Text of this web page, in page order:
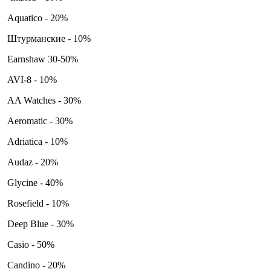
Aquatico - 20%
Штурманские - 10%
Earnshaw 30-50%
AVI-8 - 10%
AA Watches - 30%
Aeromatic - 30%
Adriatica - 10%
Audaz - 20%
Glycine - 40%
Rosefield - 10%
Deep Blue - 30%
Casio - 50%
Candino - 20%